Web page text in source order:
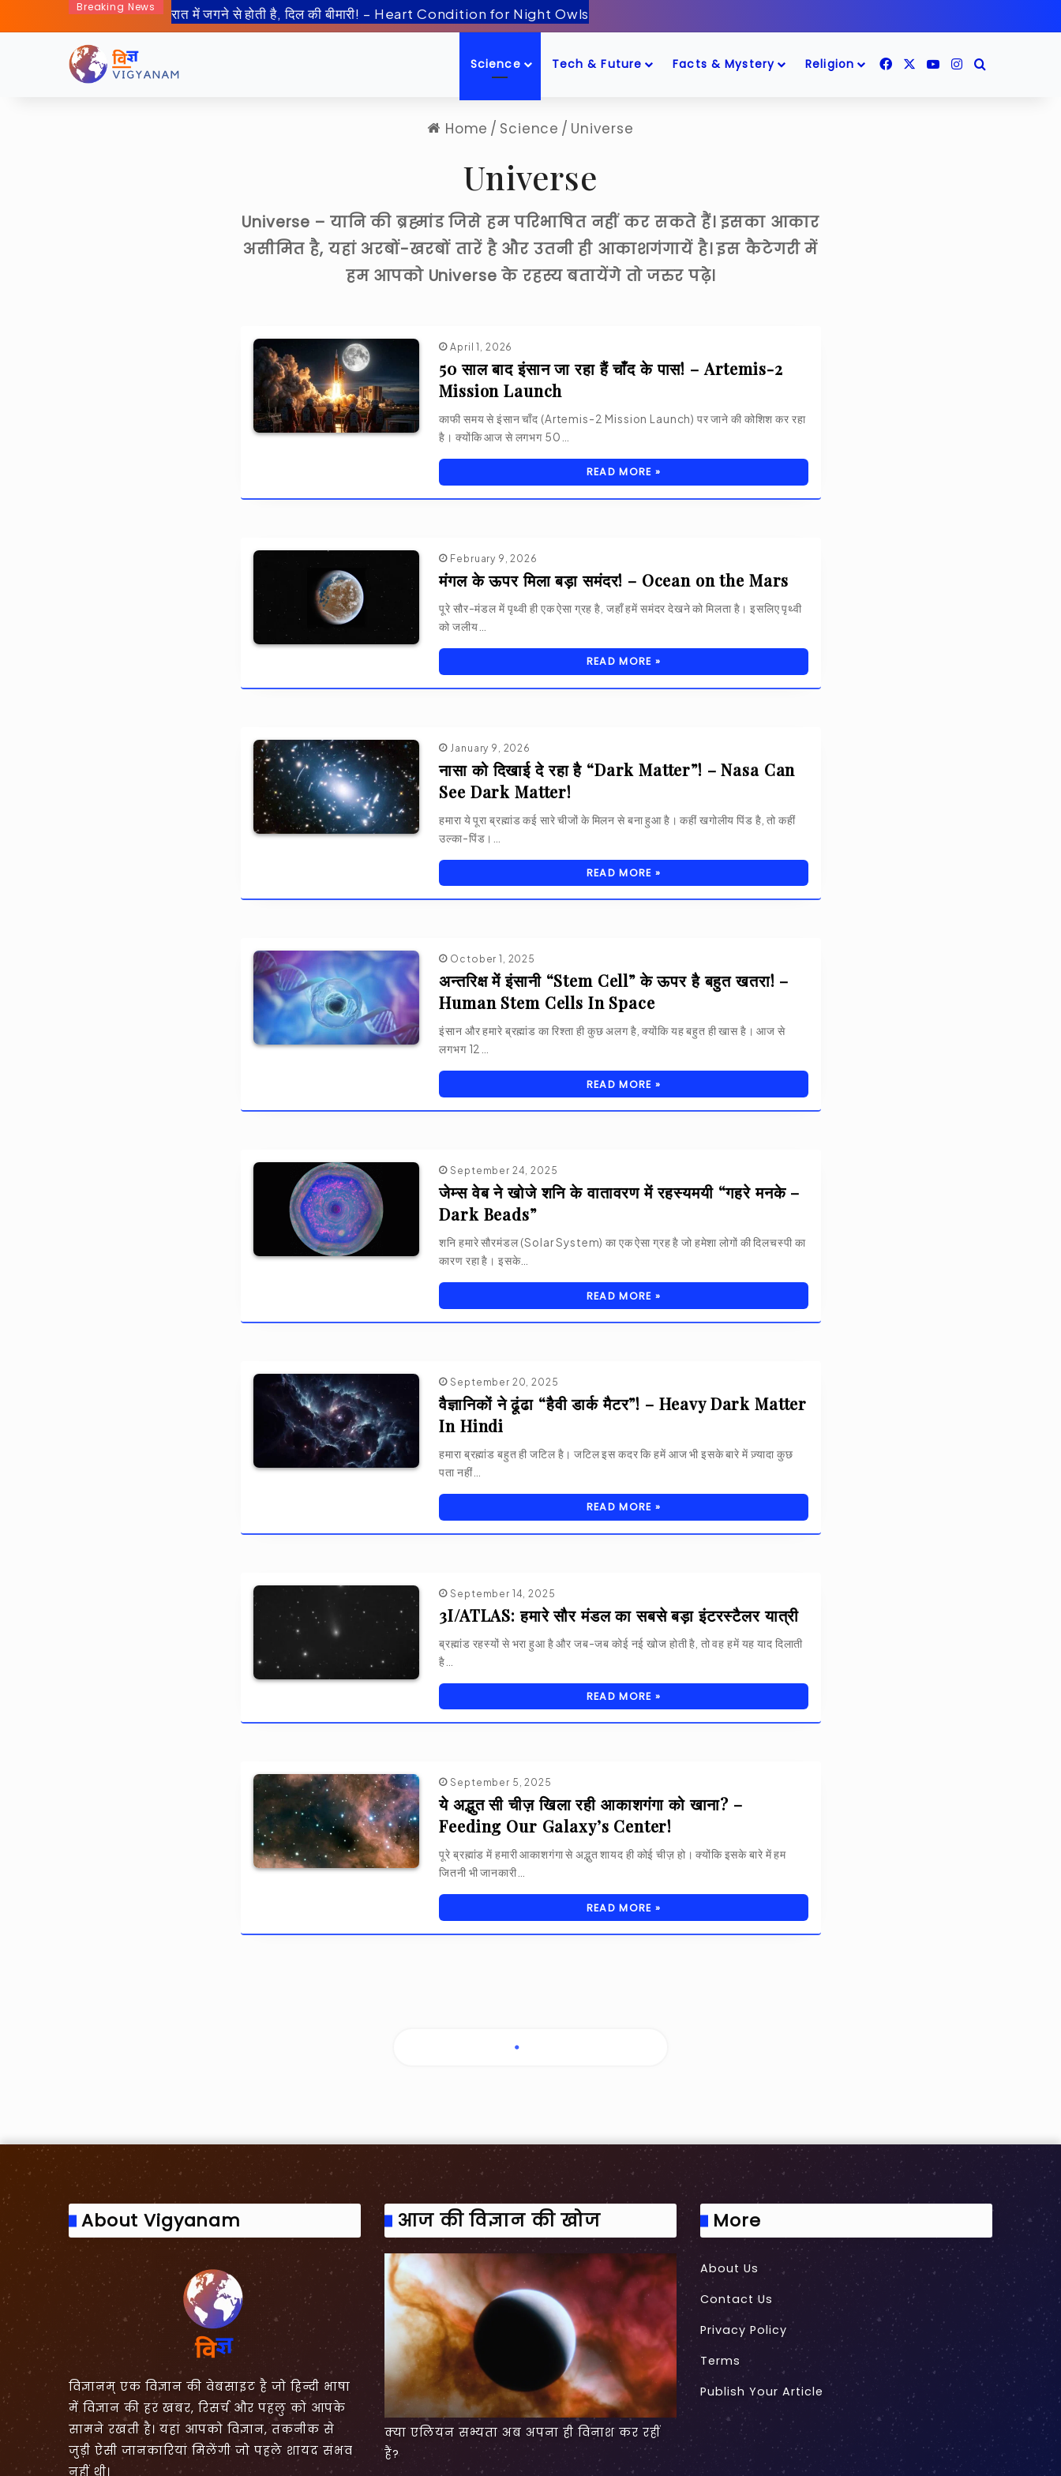
Breaking News
Science Tech & Future Facts & Mystery Religion FacebookYouTubeInstagram
Home / Science / Universe
Universe
Universe – यानि की ब्रह्मांड जिसे हम परिभाषित नहीं कर सकते हैं। इसका आकार
असीमित है, यहां अरबों-खरबों तारें है और उतनी ही आकाशगंगायें है। इस कैटेगरी में
हम आपको Universe के रहस्य बतायेंगे तो जरुर पढ़े।
April 1, 2026
50 साल बाद इंसान जा रहा हैं चाँद के पास! – Artemis-2
Mission Launch
काफी समय से इंसान चाँद (Artemis-2 Mission Launch) पर जाने की कोशिश कर रहा
है। क्योंकि आज से लगभग 50…
READ MORE »
February 9, 2026
मंगल के ऊपर मिला बड़ा समंदर! – Ocean on the Mars
पूरे सौर-मंडल में पृथ्वी ही एक ऐसा ग्रह है, जहाँ हमें समंदर देखने को मिलता है। इसलिए पृथ्वी
को जलीय…
READ MORE »
January 9, 2026
नासा को दिखाई दे रहा है “Dark Matter”! – Nasa Can
See Dark Matter!
हमारा ये पूरा ब्रह्मांड कई सारे चीजों के मिलन से बना हुआ है। कहीं खगोलीय पिंड है, तो कहीं
उल्का-पिंड।…
READ MORE »
October 1, 2025
अन्तरिक्ष में इंसानी “Stem Cell” के ऊपर है बहुत खतरा! –
Human Stem Cells In Space
इंसान और हमारे ब्रह्मांड का रिश्ता ही कुछ अलग है, क्योंकि यह बहुत ही खास है। आज से
लगभग 12…
READ MORE »
September 24, 2025
जेम्स वेब ने खोजे शनि के वातावरण में रहस्यमयी “गहरे मनके –
Dark Beads”
शनि हमारे सौरमंडल (Solar System) का एक ऐसा ग्रह है जो हमेशा लोगों की दिलचस्पी का
कारण रहा है। इसके…
READ MORE »
September 20, 2025
वैज्ञानिकों ने ढूंढा “हैवी डार्क मैटर”! – Heavy Dark Matter
In Hindi
हमारा ब्रह्मांड बहुत ही जटिल है। जटिल इस कदर कि हमें आज भी इसके बारे में ज़्यादा कुछ
पता नहीं…
READ MORE »
September 14, 2025
3I/ATLAS: हमारे सौर मंडल का सबसे बड़ा इंटरस्टैलर यात्री
ब्रह्मांड रहस्यों से भरा हुआ है और जब-जब कोई नई खोज होती है, तो वह हमें यह याद दिलाती
है…
READ MORE »
September 5, 2025
ये अद्भुत सी चीज़ खिला रही आकाशगंगा को खाना? –
Feeding Our Galaxy’s Center!
पूरे ब्रह्मांड में हमारी आकाशगंगा से अद्भुत शायद ही कोई चीज़ हो। क्योंकि इसके बारे में हम
जितनी भी जानकारी…
READ MORE »
July 4, 2025
जेम्स वेब टेलीस्कोप ने खोजी टेंटेकल्स वाली जेलीफ़िश गैलेक्सी
June 23, 2025
खरबों वर्ष पुराना है ये “पानी”! – Billions of Years Old
Water!